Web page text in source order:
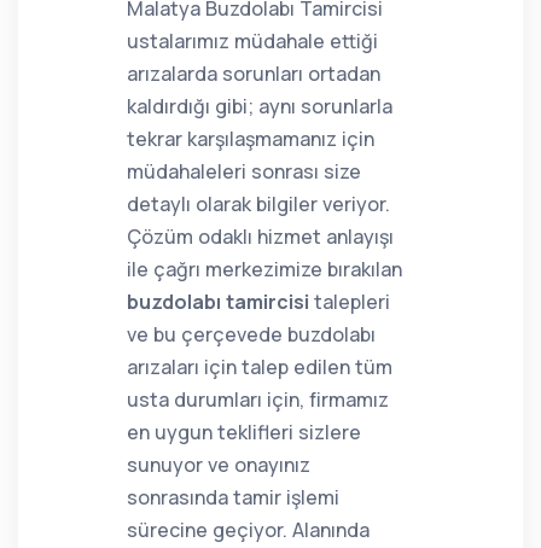
Malatya Buzdolabı Tamircisi
ustalarımız müdahale ettiği
arızalarda sorunları ortadan
kaldırdığı gibi; aynı sorunlarla
tekrar karşılaşmamanız için
müdahaleleri sonrası size
detaylı olarak bilgiler veriyor.
Çözüm odaklı hizmet anlayışı
ile çağrı merkezimize bırakılan
buzdolabı tamircisi talepleri
ve bu çerçevede buzdolabı
arızaları için talep edilen tüm
usta durumları için, firmamız
en uygun teklifleri sizlere
sunuyor ve onayınız
sonrasında tamir işlemi
sürecine geçiyor. Alanında